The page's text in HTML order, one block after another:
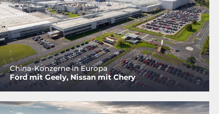
China-Konzerne in Europa
Ford mit Geely, Nissan mit Chery